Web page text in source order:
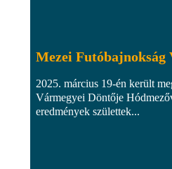
Mezei Futóbajnokság
2025. március 19-én került
Vármegyei Döntője
eredmények születtek...